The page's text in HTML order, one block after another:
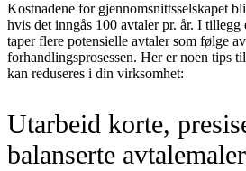
Kostnadene for gjennomsnittsselskapet
hvis det inngås 100 avtaler pr. år. I tillegg
taper flere potensielle avtaler som følge
forhandlingsprosessen. Her er noen tips
kan reduseres i din virksomhet:
Utarbeid korte,
balanserte